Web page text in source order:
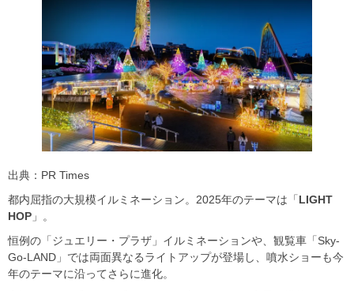
出典：PR Times
都内屈指の大規模イルミネーション。2025年のテーマは「LIGHT
HOP 」。
恒例の「ジュエリー・プラザ」イルミネーションや、観覧車「Sky-
Go-LAND」では両面異なるライトアップが登場し、噴水ショーも今
年のテーマに沿ってさらに進化。